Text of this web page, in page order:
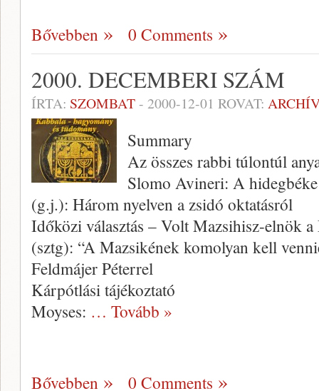
Bővebben 0 Comments
2000. DECEMBERI SZÁM
ÍRTA: SZOMBAT- 2000-12-01 ROVAT:
Summary
Az összes rabbi túlontúl
Slomo Avineri: A
(g.j.): Három nyelven a zsidó oktatásról
Időközi választás – Volt Mazsihisz-elnök a
(sztg): “A Mazsikének komolyan kell
Feldmájer Péterrel
Kárpótlási tájékoztató
Moyses: … Tovább »
Bővebben 0 Comments